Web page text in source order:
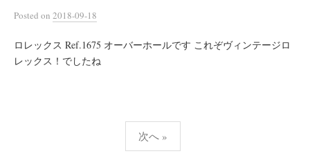
Posted on 2018-09-18
ロレックス Ref.1675 オーバーホールです これぞヴィンテージロ
レックス！でしたね
次へ »